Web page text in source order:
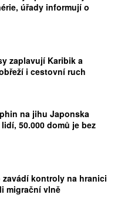
úřady informují o
zaplavují Karibik a
i cestovní ruch
na jihu Japonska
50.000 domů je bez
zavádí kontroly na hranici
migrační vlně